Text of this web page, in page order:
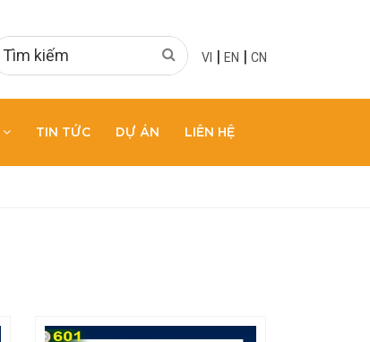
VI | EN | CN
TIN TỨC DỰ ÁN LIÊN HỆ